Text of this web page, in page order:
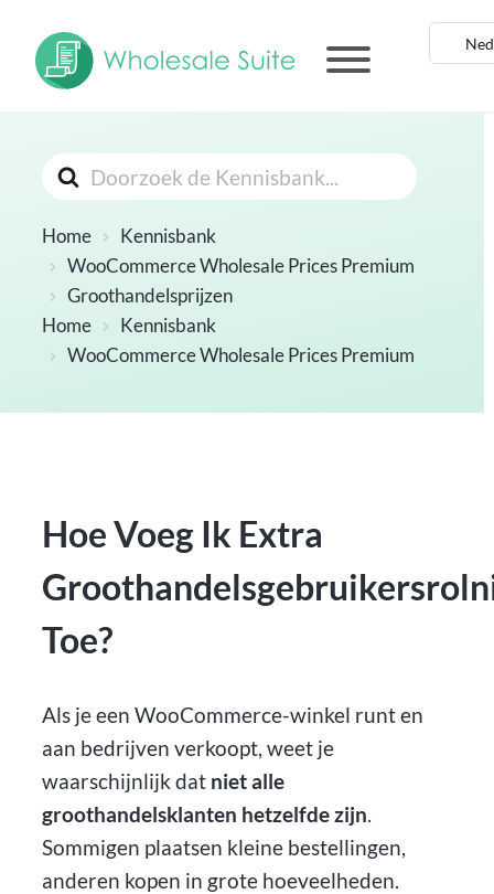
Zoeken
Naar
Home
Kennisbank
WooCommerce Wholesale Prices Premium
Groothandelsprijzen
Home
Kennisbank
WooCommerce Wholesale Prices Premium
Hoe Voeg Ik Extra
Toe?
Als je een WooCommerce-winkel runt en
aan bedrijven verkoopt, weet je
waarschijnlijk dat niet alle
groothandelsklanten hetzelfde zijn.
Sommigen plaatsen kleine bestellingen,
anderen kopen in grote hoeveelheden.